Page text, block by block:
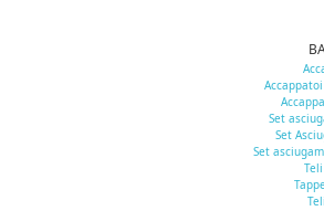
Set
Set
Set